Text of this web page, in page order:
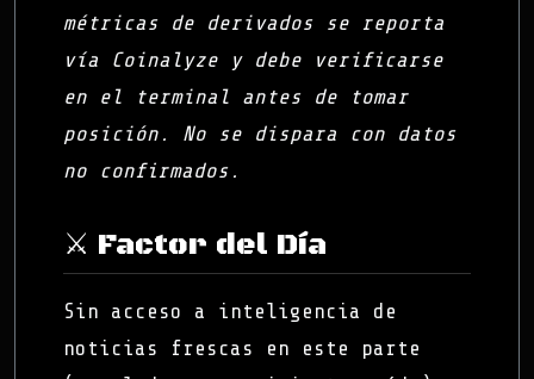
métricas de derivados se reporta
vía Coinalyze y debe verificarse
en el terminal antes de tomar
posición. No se dispara con datos
no confirmados.
⚔️ Factor del Día
Sin acceso a inteligencia de
noticias frescas en este parte